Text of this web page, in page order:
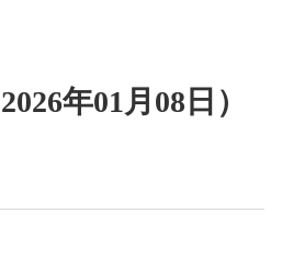
年01月08日）